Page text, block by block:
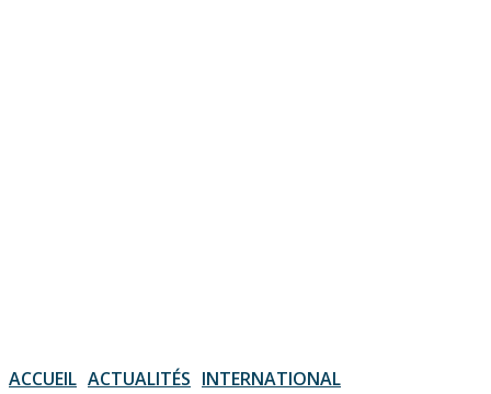
ACCUEIL ACTUALITÉS INTERNATIONAL